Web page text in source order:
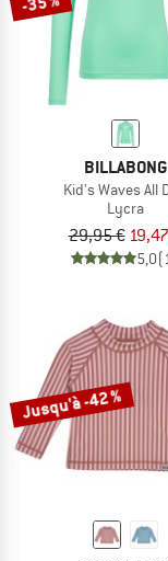
BILLABONG
Kid's Waves All
Lycra
29,95 €
5,0
Jusqu'à -42 %